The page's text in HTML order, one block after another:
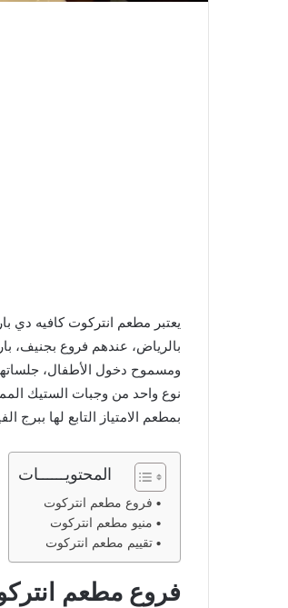
بالرياض، عندهم فروع بجنيف،
ومسموح دخول الأطفال،
نوع واحد من وجبات الستيك
بمطعم الامتياز التابع لها ببرج
المحتويــــــات
فروع مطعم انتركوت
منيو مطعم انتركوت
تقييم مطعم انتركوت
فروع مطعم